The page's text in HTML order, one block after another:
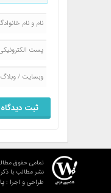
تمامی حقوق
نشر مطالب با ذکر
طراحی و اجرا :